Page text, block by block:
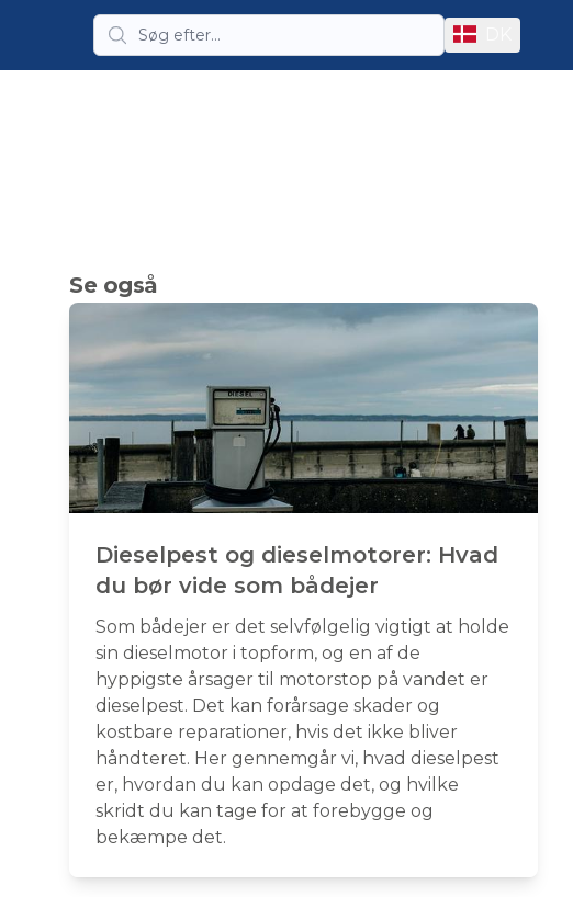
Se også
Dieselpest og dieselmotorer: Hvad
du bør vide som bådejer
Som bådejer er det selvfølgelig vigtigt at holde
sin dieselmotor i topform, og en af de
hyppigste årsager til motorstop på vandet er
dieselpest. Det kan forårsage skader og
kostbare reparationer, hvis det ikke bliver
håndteret. Her gennemgår vi, hvad dieselpest
er, hvordan du kan opdage det, og hvilke
skridt du kan tage for at forebygge og
bekæmpe det.